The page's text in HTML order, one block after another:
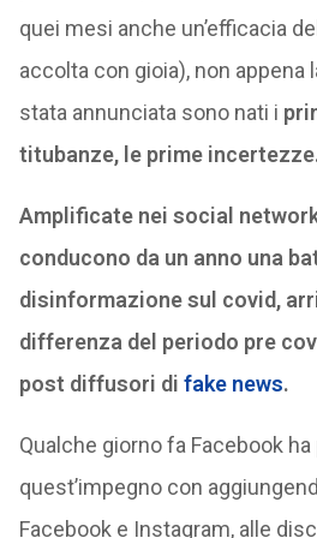
quei mesi anche un’efficacia
accolta con gioia), non appena
stata annunciata sono nati i
titubanze, le prime
Amplificate nei social
conducono da un anno una
disinformazione sul covid,
differenza del periodo pre
post diffusori di fake news.
Qualche giorno fa Facebook
quest’impegno con
Facebook e Instagram, alle